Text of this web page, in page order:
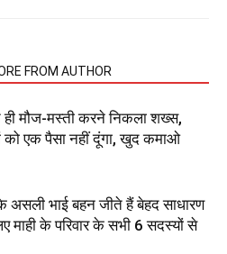
FROM AUTHOR
ही मौज-मस्ती करने निकला शख्स,
को एक पैसा नहीं दूंगा, खुद कमाओ
असली भाई बहन जीते हैं बेहद साधारण
माही के परिवार के सभी 6 सदस्यों से